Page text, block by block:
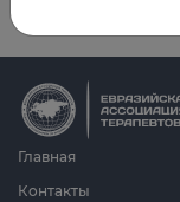
Главная
Контакты